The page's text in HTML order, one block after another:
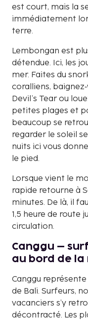
est court, mais la
immédiatement
terre.
Lembongan est
détendue. Ici, les
mer. Faites du
coralliens,
Devil’s Tear ou
petites plages et
beaucoup se
regarder le soleil
nuits ici vous
le pied.
Lorsque vient le
rapide retourne à
minutes. De là, il
1,5 heure de route
circulation.
Canggu –
au bord de la
Canggu
de Bali. Surfeurs,
vacanciers s’y
décontracté. Les